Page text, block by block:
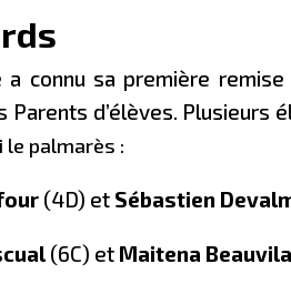
connu sa première remise
Parents d’élèves. Plusieurs
le palmarès :
(4D) et Sébastien
(6C) et Maitena